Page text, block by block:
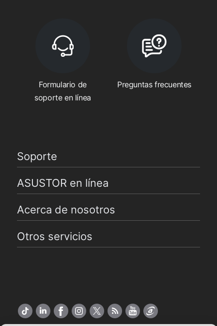
Formulario de
soporte en línea
Preguntas frecuentes
Soporte
ASUSTOR en línea
Acerca de nosotros
Otros servicios